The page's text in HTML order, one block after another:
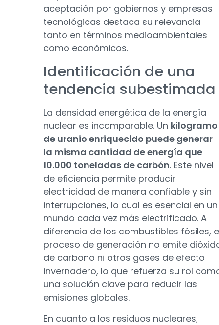
aceptación por gobiernos y empresas
tecnológicas destaca su relevancia
tanto en términos medioambientales
como económicos.
Identificación de una
tendencia subestimada
La densidad energética de la energía
nuclear es incomparable. Un kilogramo
de uranio enriquecido puede generar
la misma cantidad de energía que
10.000 toneladas de carbón. Este nivel
de eficiencia permite producir
electricidad de manera confiable y sin
interrupciones, lo cual es esencial en un
mundo cada vez más electrificado. A
diferencia de los combustibles fósiles,
proceso de generación no emite
de carbono ni otros gases de efecto
invernadero, lo que refuerza su rol
una solución clave para reducir las
emisiones globales.
En cuanto a los residuos nucleares,